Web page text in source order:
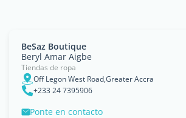
BeSaz Boutique
Beryl Amar Aigbe
Tiendas de ropa
Off Legon West Road,Greater Accra
+233 24 7395906
Ponte en contacto